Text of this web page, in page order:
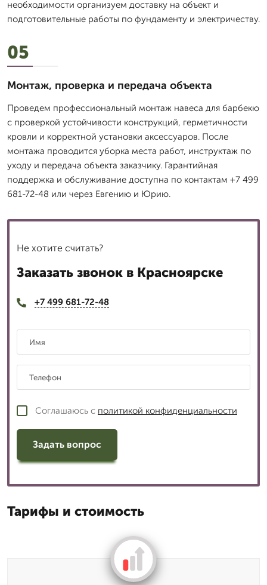
необходимости организуем доставку на объект и
подготовительные работы по фундаменту и электричеству.
05
Монтаж, проверка и передача объекта
Проведем профессиональный монтаж навеса для барбекю
с проверкой устойчивости конструкций, герметичности
кровли и корректной установки аксессуаров. После
монтажа проводится уборка места работ, инструктаж по
уходу и передача объекта заказчику. Гарантийная
поддержка и обслуживание доступна по контактам +7 499
681-72-48 или через Евгению и Юрию.
Не хотите считать?
Заказать звонок в Красноярске
+7 499 681-72-48
Соглашаюсь с политикой конфиденциальности
Задать вопрос
Тарифы и стоимость